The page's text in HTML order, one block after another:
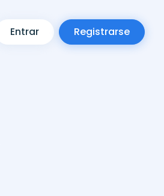
Entrar Registrarse